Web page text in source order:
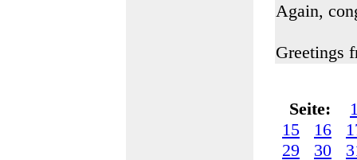
Again,
Greetings
Seite:
15
16
29
30